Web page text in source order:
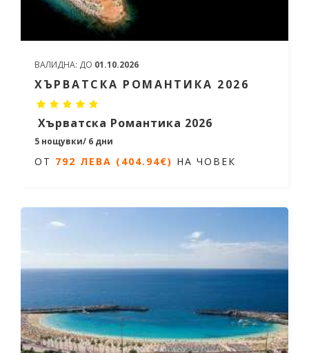
ВАЛИДНА: ДО 01.10.2026
ХЪРВАТСКА РОМАНТИКА 2026
Хърватска Романтика 2026
5 нощувки/ 6 дни
Дати от 08.04.2026 до 14.10.2026
ОТ 792 ЛЕВА (404.94€) НА ЧОВЕК